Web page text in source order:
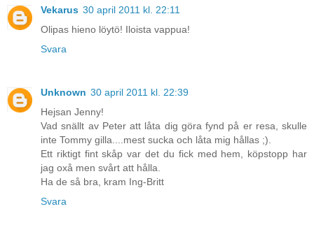
Vekarus 30 april 2011 kl. 22:11
Olipas hieno löytö! Iloista vappua!
Svara
Unknown 30 april 2011 kl. 22:39
Hejsan Jenny!
Vad snällt av Peter att låta dig göra fynd på er resa, skulle
inte Tommy gilla....mest sucka och låta mig hållas ;).
Ett riktigt fint skåp var det du fick med hem, köpstopp har
jag oxå men svårt att hålla.
Ha de så bra, kram Ing-Britt
Svara